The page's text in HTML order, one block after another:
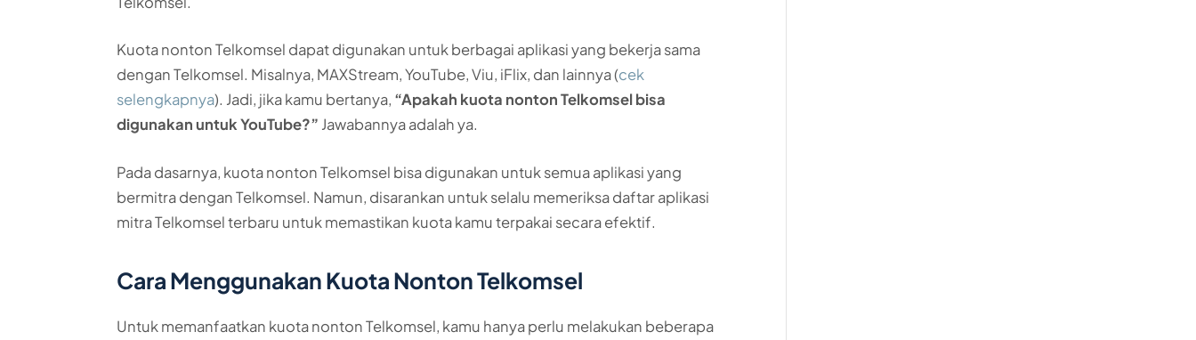
Kuota nonton Telkomsel dapat digunakan untuk berbagai aplikasi yang bekerja sama
dengan Telkomsel. Misalnya, MAXStream, YouTube, Viu, iFlix, dan lainnya (cek
selengkapnya). Jadi, jika kamu bertanya, “Apakah kuota nonton Telkomsel bisa
digunakan untuk YouTube?” Jawabannya adalah ya.
Pada dasarnya, kuota nonton Telkomsel bisa digunakan untuk semua aplikasi yang
bermitra dengan Telkomsel. Namun, disarankan untuk selalu memeriksa daftar aplikasi
mitra Telkomsel terbaru untuk memastikan kuota kamu terpakai secara efektif.
Cara Menggunakan Kuota Nonton Telkomsel
Untuk memanfaatkan kuota nonton Telkomsel, kamu hanya perlu melakukan beberapa